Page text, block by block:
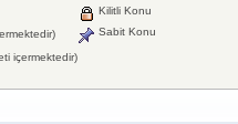
içermektedir)
Kilitli Konu
Sabit Konu